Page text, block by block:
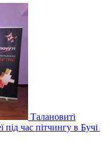
Талановиті
під час пітчингу в Бучі